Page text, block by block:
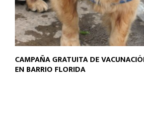
CAMPAÑA GRATUITA DE
EN BARRIO FLORIDA